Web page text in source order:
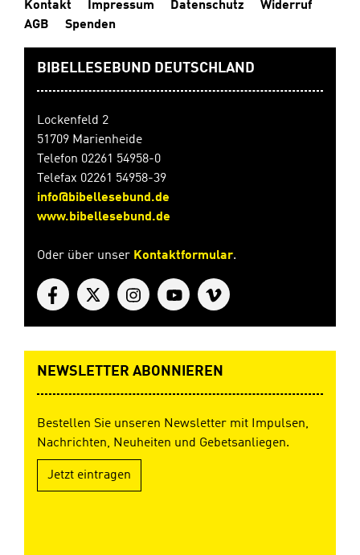
Kontakt Impressum Datenschutz
Widerruf
AGB
Spenden
BIBELLESEBUND DEUTSCHLAND
Lockenfeld 2
51709 Marienheide
Telefon 02261 54958-0
Telefax 02261 54958-39
info@bibellesebund.de
www.bibellesebund.de
Oder über unser Kontaktformular.
NEWSLETTER ABONNIEREN
Bestellen Sie unseren Newsletter mit Impulsen,
Nachrichten, Neuheiten und Gebetsanliegen.
Jetzt eintragen